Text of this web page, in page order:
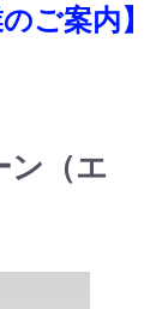
ご案内】
ン（エ